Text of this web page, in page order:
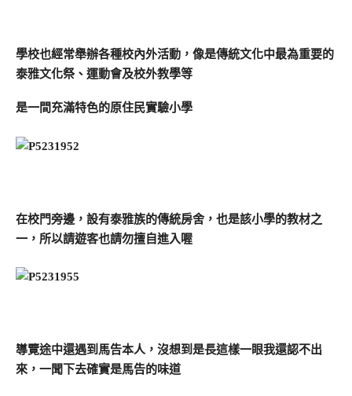
學校也經常舉辦各種校內外活動，像是傳統文化中最為重要的
泰雅文化祭、運動會及校外教學等
是一間充滿特色的原住民實驗小學
在校門旁邊，設有泰雅族的傳統房舍，也是該小學的教材之
一，所以請遊客也請勿擅自進入喔
導覽途中還遇到馬告本人，沒想到是長這樣一眼我還認不出
來，一聞下去確實是馬告的味道